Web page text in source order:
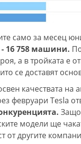
само за месец
- 16 758 машини.
а в тройката е
се доставят
качествата
февруари Tesla
модели ще
от другите